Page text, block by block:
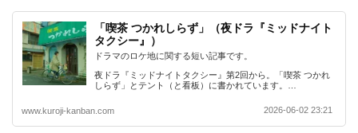
「喫茶 つかれしらず」（夜ドラ『ミッドナイト
タクシー』）
ドラマのロケ地に関する短い記事です。
夜ドラ『ミッドナイトタクシー』第2回から。「喫茶 つかれ
しらず」とテント（と看板）に書かれています。…
www.kuroji-kanban.com 2026-06-02 23:21